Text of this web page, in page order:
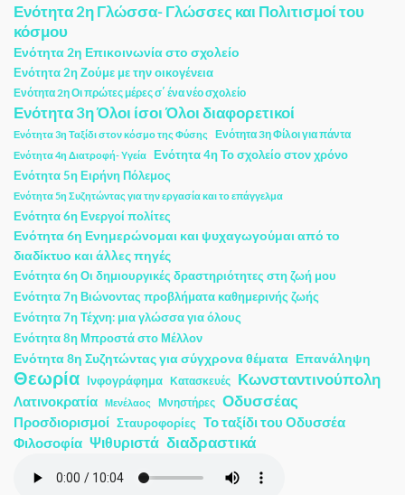
Ενότητα 2η Γλώσσα- Γλώσσες και Πολιτισμοί του
κόσμου
Ενότητα 2η Επικοινωνία στο σχολείο
Ενότητα 2η Ζούμε με την οικογένεια
Ενότητα 2η Οι πρώτες μέρες σ΄ ένα νέο σχολείο
Ενότητα 3η Όλοι ίσοι Όλοι διαφορετικοί
Ενότητα 3η Ταξίδι στον κόσμο της Φύσης Ενότητα 3η Φίλοι για πάντα
Ενότητα 4η Διατροφή- Υγεία Ενότητα 4η Το σχολείο στον χρόνο
Ενότητα 5η Ειρήνη Πόλεμος
Ενότητα 5η Συζητώντας για την εργασία και το επάγγελμα
Ενότητα 6η Ενεργοί πολίτες
Ενότητα 6η Ενημερώνομαι και ψυχαγωγούμαι από το
διαδίκτυο και άλλες πηγές
Ενότητα 6η Οι δημιουργικές δραστηριότητες στη ζωή μου
Ενότητα 7η Βιώνοντας προβλήματα καθημερινής ζωής
Ενότητα 7η Τέχνη: μια γλώσσα για όλους
Ενότητα 8η Μπροστά στο Μέλλον
Ενότητα 8η Συζητώντας για σύγχρονα θέματα Επανάληψη
Θεωρία Ινφογράφημα Κατασκευές Κωνσταντινούπολη
Λατινοκρατία Μενέλαος Μνηστήρες Οδυσσέας
Προσδιορισμοί Σταυροφορίες Το ταξίδι του Οδυσσέα
Φιλοσοφία Ψιθυριστά διαδραστικά